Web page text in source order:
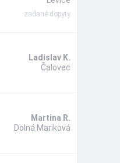
zadané dopyty
Ladislav K.
Čalovec
Martina R.
Dolná Mariková